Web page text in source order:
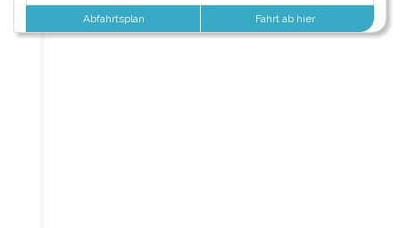
Abfahrtsplan Fahrt ab hier